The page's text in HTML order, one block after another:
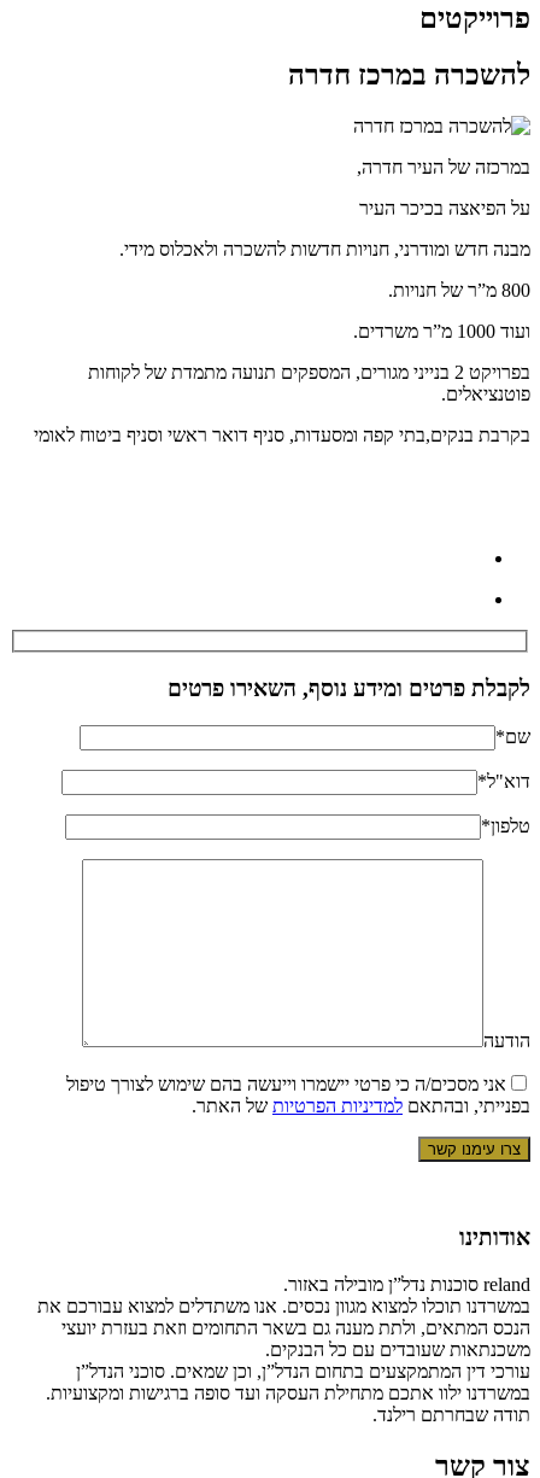
פרוייקטים
להשכרה במרכז חדרה
במרכזה של העיר חדרה,
על הפיאצה בכיכר העיר
מבנה חדש ומודרני, חנויות חדשות להשכרה ולאכלוס מידי.
800 מ”ר של חנויות.
ועוד 1000 מ”ר משרדים.
בפרויקט 2 בנייני מגורים, המספקים תנועה מתמדת של לקוחות
פוטנציאלים.
בקרבת בנקים,בתי קפה ומסעדות, סניף דואר ראשי וסניף ביטוח לאומי
לקבלת פרטים ומידע נוסף, השאירו פרטים
שם*
דוא"ל*
טלפון*
הודעה
אני מסכים/ה כי פרטי יישמרו וייעשה בהם שימוש לצורך טיפול
בפנייתי, ובהתאם למדיניות הפרטיות של האתר.
אודותינו
reland סוכנות נדל”ן מובילה באזור.
במשרדנו תוכלו למצוא מגוון נכסים. אנו משתדלים למצוא עבורכם את
הנכס המתאים, ולתת מענה גם בשאר התחומים וזאת בעזרת יועצי
משכנתאות שעובדים עם כל הבנקים.
עורכי דין המתמקצעים בתחום הנדל”ן, וכן שמאים. סוכני הנדל”ן
במשרדנו ילוו אתכם מתחילת העסקה ועד סופה ברגישות ומקצועיות.
תודה שבחרתם רילנד.
צור קשר